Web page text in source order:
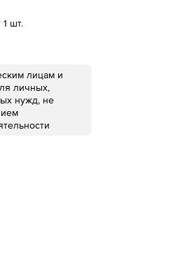
шт.
лицам и
личных,
нужд, не